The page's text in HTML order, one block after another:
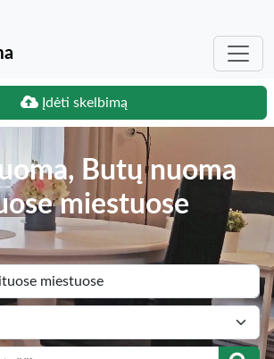
Įdėti skelbimą
Butų nuoma
miestuose